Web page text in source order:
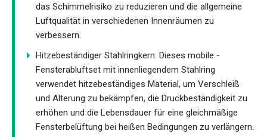
das Schimmelrisiko zu reduzieren und die allgemeine
Luftqualität in verschiedenen Innenräumen zu
verbessern.
Hitzebeständiger Stahlringkern: Dieses mobile -
Fensterabluftset mit innenliegendem Stahlring
verwendet hitzebeständiges Material, um Verschleiß
und Alterung zu bekämpfen, die Druckbeständigkeit zu
erhöhen und die Lebensdauer für eine gleichmäßige
Fensterbelüftung bei heißen Bedingungen zu verlängern.